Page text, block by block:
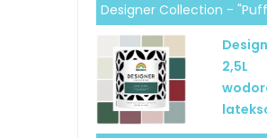
Designer Collection -